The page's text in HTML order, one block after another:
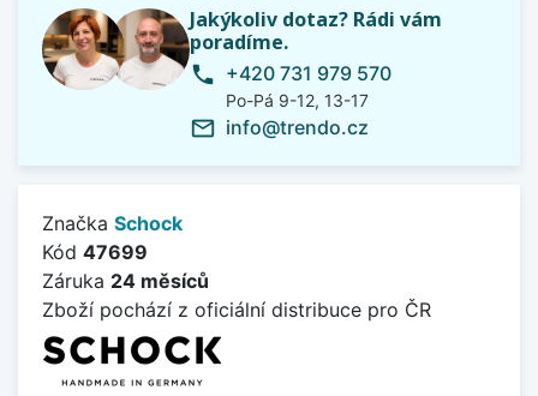
Jakýkoliv dotaz? Rádi vám
poradíme.
phone +420 731 979 570
Po-Pá 9-12, 13-17
mail_outline info@trendo.cz
Značka Schock
Kód 47699
Záruka 24 měsíců
Zboží pochází z oficiální distribuce pro ČR